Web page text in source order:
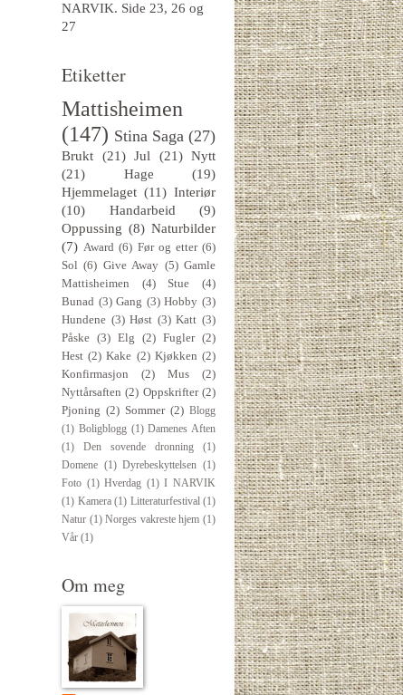
NARVIK. Side 23, 26 og
27
Etiketter
Mattisheimen
(147) Stina Saga (27)
Brukt (21) Jul (21) Nytt
(21)
Hage
(19)
Hjemmelaget (11) Interiør
(10)
Handarbeid
(9)
Oppussing (8) Naturbilder
(7) Award (6) Før og etter (6)
Sol (6) Give Away (5) Gamle
Mattisheimen
(4) Stue
(4)
Bunad (3) Gang (3) Hobby (3)
Hundene (3) Høst (3) Katt (3)
Påske (3) Elg (2) Fugler (2)
Hest (2) Kake (2) Kjøkken (2)
Konfirmasjon
(2) Mus
(2)
Nyttårsaften (2) Oppskrifter (2)
Pjoning (2) Sommer (2) Blogg
(1) Boligblogg (1) Damenes Aften
(1)
Den sovende dronning
(1)
Domene (1) Dyrebeskyttelsen (1)
Foto (1) Hverdag (1) I NARVIK
(1) Kamera (1) Litteraturfestival (1)
Natur (1) Norges vakreste hjem (1)
Vår (1)
Om meg